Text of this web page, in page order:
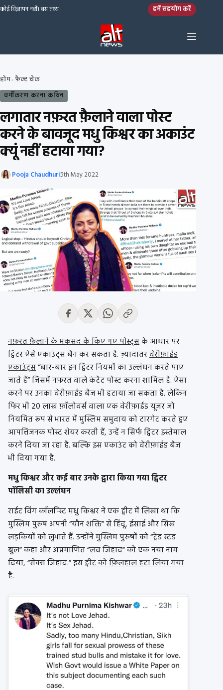
Skip to content
कोई विज्ञापन नहीं। बस तथ्य। हमें सहयोग करें
होम› फ़ैक्ट चेक
वर्गीकरण करना कठिन
लगातार नफ़रत फ़ैलाने वाला पोस्ट
करने के बावजूद मधु किश्वर का अकाउंट
क्यूं नहीं हटाया गया?
Pooja Chaudhuri5th May 2022
नफ़रत फ़ैलाने के मकसद के किए गए पोस्ट्सके आधार पर
ट्विटर ऐसे एकाउंट्स बैन कर सकता है. ज़्यादातरवेरीफ़ाईड
एकाउंट्स“बार-बार इन ट्विटर नियमों का उल्लंघन करते पाए
जाते हैं” जिसमें नफ़रत वाले कंटेंट पोस्ट करना शामिल है. ऐसा
करने पर उनका वेरीफ़ाईड बैज भी हटाया जा सकता है. लेकिन
फिर भी 20 लाख फ़ॉलोवर्स वाला एक वेरीफ़ाईड यूज़र जो
नियमित रूप से भारत में मुस्लिम समुदाय को टारगेट करते हुए
आपत्तिजनक पोस्ट शेयर करती हैं, उन्हें न सिर्फ ट्विटर इस्तेमाल
करने दिया जा रहा है. बल्कि इस एकाउंट को वेरीफ़ाईड बैज
भी दिया गया है.
मधु किश्वर और कई बार उनके द्वारा किया गया ट्विटर
पॉलिसी का उल्लंघन
राईट विंगकॉलम्स्टिमधु किश्वर ने एक ट्वीट में लिखा था कि
मुस्लिम पुरुष अपनी “यौन शक्ति” से हिंदू, ईसाई और सिख
लड़कियों को लुभाते हैं. उन्होंने मुस्लिम पुरुषों को “ट्रेंड स्टड
बुल” कहा और अप्रमाणित “लव जिहाद” को एक नया नाम
दिया, “सेक्स जिहाद.” इसट्वीट को फ़िलहाल हटा लिया गया
है.